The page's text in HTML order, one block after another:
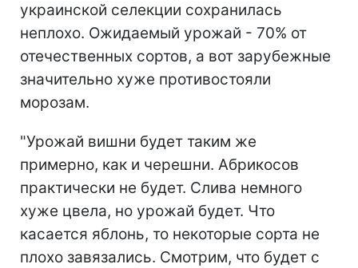
украинской селекции сохранилась
неплохо. Ожидаемый урожай - 70% от
отечественных сортов, а вот зарубежные
значительно хуже противостояли
морозам.
"Урожай вишни будет таким же
примерно, как и черешни. Абрикосов
практически не будет. Слива немного
хуже цвела, но урожай будет. Что
касается яблонь, то некоторые сорта не
плохо завязались. Смотрим, что будет с